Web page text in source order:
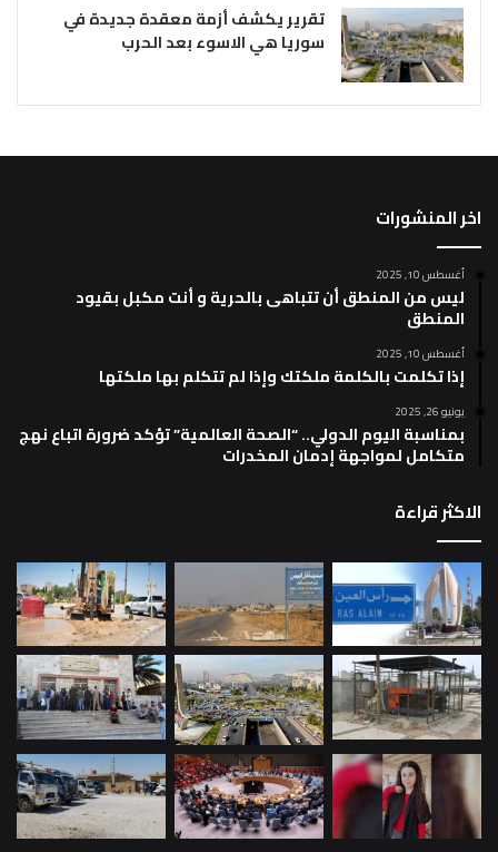
تقرير يكشف أزمة معقدة جديدة في
سوريا هي الاسوء بعد الحرب
اخر المنشورات
أغسطس 10, 2025
ليس من المنطق أن تتباهى بالحرية و أنت مكبل بقيود
المنطق
أغسطس 10, 2025
إذا تكلمت بالكلمة ملكتك وإذا لم تتكلم بها ملكتها
يونيو 26, 2025
بمناسبة اليوم الدولي.. “الصحة العالمية” تؤكد ضرورة اتباع نهج
متكامل لمواجهة إدمان المخدرات
الاكثر قراءة